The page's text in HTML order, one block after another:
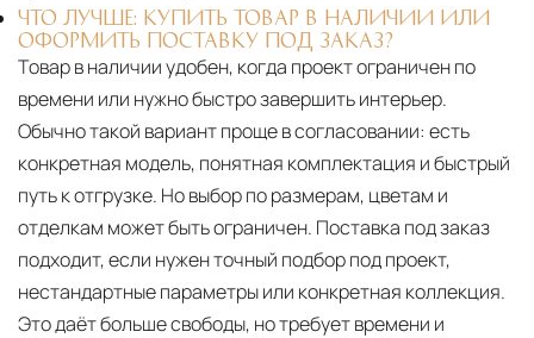
ЧТО ЛУЧШЕ: КУПИТЬ ТОВАР В НАЛИЧИИ ИЛИ
ОФОРМИТЬ ПОСТАВКУ ПОД ЗАКАЗ?
Товар в наличии удобен, когда проект ограничен по
времени или нужно быстро завершить интерьер.
Обычно такой вариант проще в согласовании: есть
конкретная модель, понятная комплектация и быстрый
путь к отгрузке. Но выбор по размерам, цветам и
отделкам может быть ограничен. Поставка под заказ
подходит, если нужен точный подбор под проект,
нестандартные параметры или конкретная коллекция.
Это даёт больше свободы, но требует времени и